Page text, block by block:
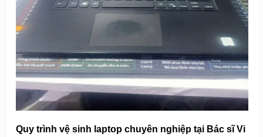
Quy trình vệ sinh laptop chuyên nghiệp tại Bác sĩ Vi